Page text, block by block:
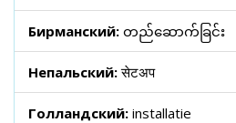
Бирманский: တည်ဆောက်ခြင်း
Непальский:सेटअप
Голландский: installatie